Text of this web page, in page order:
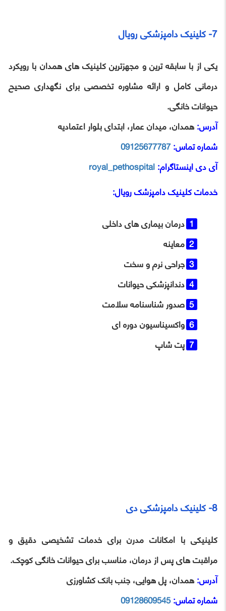
7- کلینیک دامپزشکی رویال
یکی از با سابقه ‌ترین و مجهزترین کلینیک ‌های همدان با رویکرد
درمانی کامل و ارائه مشاوره تخصصی برای نگهداری صحیح
حیوانات خانگی.
آدرس:همدان، میدان عمار، ابتدای بلوار اعتمادیه
شماره تماس:09125677787
آی‌ دی اینستاگرام:royal_pethospital
خدماتکلینیک دامپزشک رویال:
درمان بیماری ‌های داخلی
معاینه
جراحی نرم و سخت
دندانپزشکی حیوانات
صدور شناسنامه سلامت
واکسیناسیون دوره ‌ای
پت شاپ
8- کلینیک دامپزشکی دی
کلینیکی با امکانات مدرن برای خدمات تشخیصی دقیق و
مراقبت ‌های پس از درمان، مناسب برای حیوانات خانگی کوچک.
آدرس:همدان، پل هوایی، جنب بانک کشاورزی
شماره تماس:09128609545